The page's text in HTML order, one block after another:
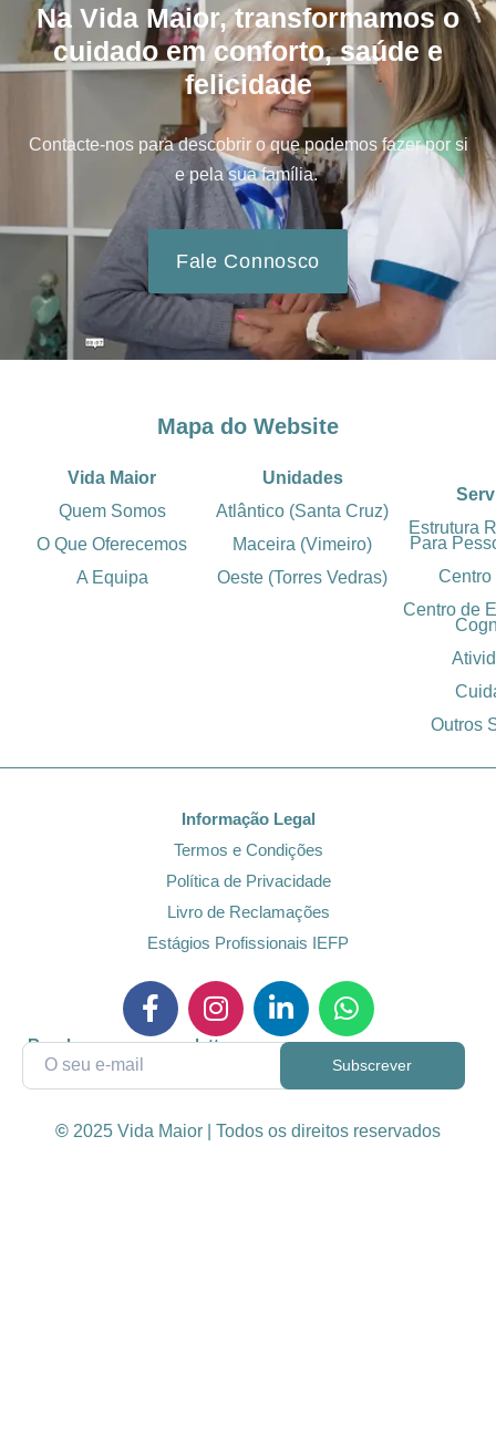
Na Vida Maior, transformamos o
cuidado em conforto, saúde e
felicidade
Contacte-nos para descobrir o que podemos fazer por si
e pela sua família.
Fale Connosco
Mapa do Website
Vida Maior
Quem Somos
O Que Oferecemos
A Equipa
Unidades
Atlântico (Santa Cruz)
Maceira (Vimeiro)
Oeste (Torres Vedras)
Estrutura
Para
Centro
Centro de
Outros
Informação Legal
Termos e Condições
Política de Privacidade
Livro de Reclamações
Estágios Profissionais IEFP
Receba a nossa newsletter
© 2025 Vida Maior | Todos os direitos reservados